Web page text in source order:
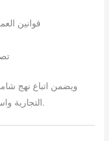
قوانين
ويضمن اتباع نهج
التجارية واستقرارها على المدى الطويل.